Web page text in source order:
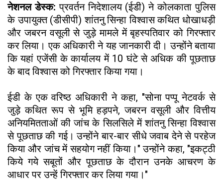
नेशनल डेस्क:प्रवर्तन निदेशालय (ईडी) ने कोलकाता पुलिस
के उपायुक्त (डीसीपी) शांतनु सिन्हा विश्वास कथित धोखाधड़ी
और जबरन वसूली से जुड़े मामले में बृहस्पतिवार को गिरफ्तार
कर लिया। एक अधिकारी ने यह जानकारी दी। उन्होंने बताया
कि यहां एजेंसी के कार्यालय में 10 घंटे से अधिक की पूछताछ
के बाद विश्वास को गिरफ्तार किया गया।
ईडी के एक वरिष्ठ अधिकारी ने कहा, "सोना पप्पू नेटवर्क से
जुड़े कथित रूप से भूमि हड़पने, जबरन वसूली और वित्तीय
अनियमितताओं की जांच के सिलसिले में शांतनु सिन्हा विश्वास
से पूछताछ की गई। उन्होंने बार-बार सीधे जवाब देने से परहेज
किया और जांच में सहयोग नहीं किया।" उन्होंने कहा, "इकट्ठी
किये गये सबूतों और पूछताछ के दौरान उनके आचरण के
आधार पर उन्हें गिरफ्तार कर लिया गया।"